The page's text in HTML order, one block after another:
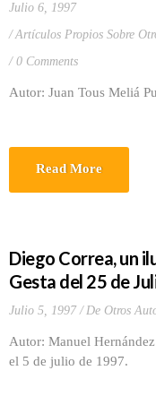
Julio 6, 1997
Artículos Propios Sobre
0 Comments
Autor: Juan Tous Meliá
Read More
Diego Correa, un
Gesta del 25 de
Julio 5, 1997 De Otros
Autor: Manuel
el 5 de julio de 1997.